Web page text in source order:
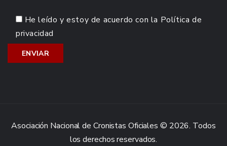
He leído y estoy de acuerdo con la Política de
privacidad
Asociación Nacional de Cronistas Oficiales © 2026. Todos
los derechos reservados.